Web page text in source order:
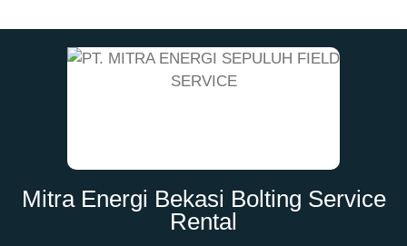
Mitra Energi Bekasi Bolting Service
Rental